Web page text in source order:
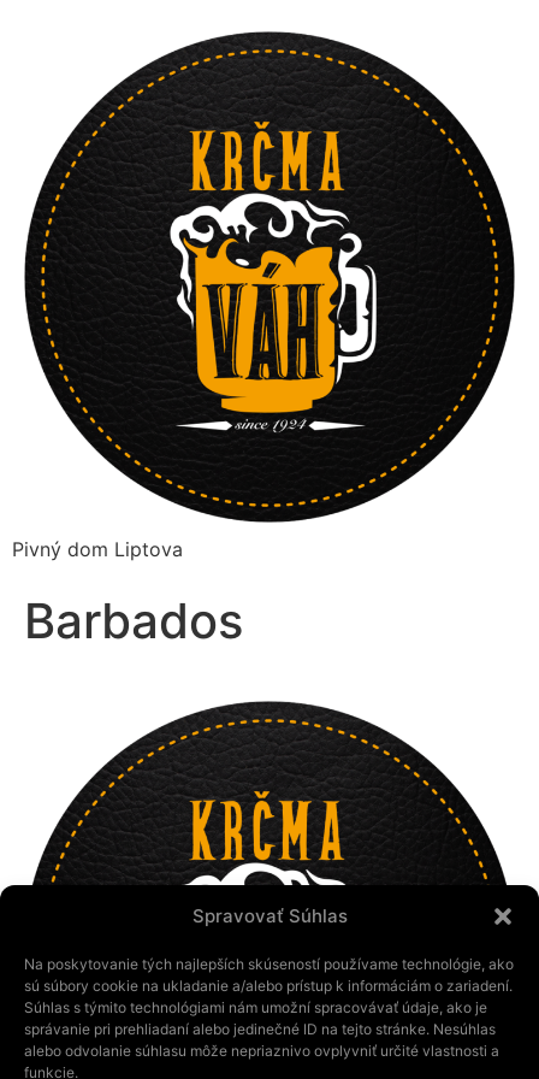
Spravovať Súhlas
Na poskytovanie tých najlepších skúseností používame technológie, ako
sú súbory cookie na ukladanie a/alebo prístup k informáciám o zariadení.
Súhlas s týmito technológiami nám umožní spracovávať údaje, ako je
správanie pri prehliadaní alebo jedinečné ID na tejto stránke. Nesúhlas
alebo odvolanie súhlasu môže nepriaznivo ovplyvniť určité vlastnosti a
funkcie.
Pivný dom Liptova
Barbados